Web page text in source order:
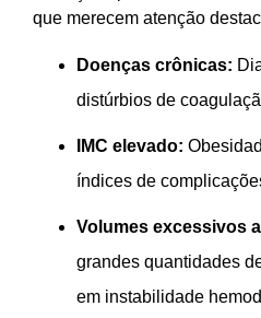
que merecem atenção
Doenças crônicas:
distúrbios de
IMC elevado:
índices de
Volumes excessivos
grandes quantidades
em instabilidade